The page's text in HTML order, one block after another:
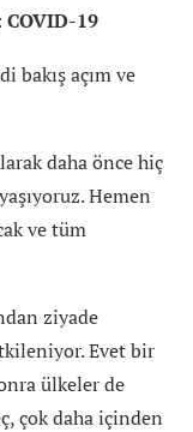
COVID-19
bakış açım ve
daha önce hiç
Hemen
ve tüm
ziyade
Evet bir
ülkeler de
çok daha içinden